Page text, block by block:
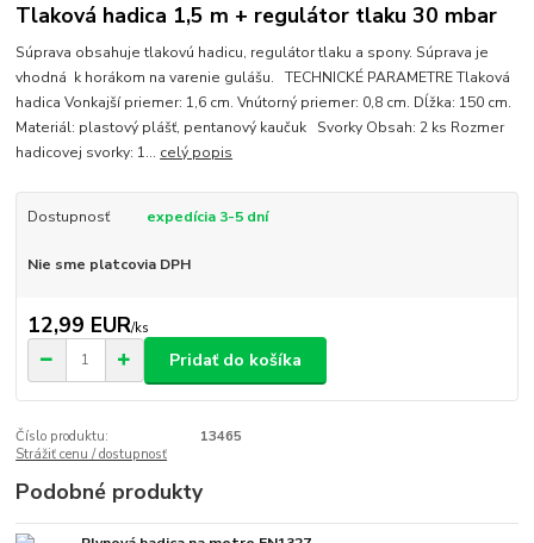
Tlaková hadica 1,5 m + regulátor tlaku 30 mbar
Súprava obsahuje tlakovú hadicu, regulátor tlaku a spony. Súprava je
vhodná k horákom na varenie gulášu. TECHNICKÉ PARAMETRE Tlaková
hadica Vonkajší priemer: 1,6 cm. Vnútorný priemer: 0,8 cm. Dĺžka: 150 cm.
Materiál: plastový plášť, pentanový kaučuk Svorky Obsah: 2 ks Rozmer
hadicovej svorky: 1... celý popis
Dostupnosť expedícia 3-5 dní
Nie sme platcovia DPH
12,99 EUR/ks
Pridať do košíka
Číslo produktu:
13465
Strážiť cenu / dostupnosť
Podobné produkty